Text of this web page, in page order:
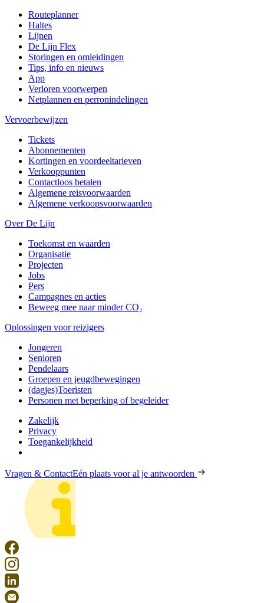
Routeplanner
Haltes
Lijnen
De Lijn Flex
Storingen en omleidingen
Tips, info en nieuws
App
Verloren voorwerpen
Netplannen en perronindelingen
Vervoerbewijzen
Tickets
Abonnementen
Kortingen en voordeeltarieven
Verkooppunten
Contactloos betalen
Algemene reisvoorwaarden
Algemene verkoopsvoorwaarden
Over De Lijn
Toekomst en waarden
Organisatie
Projecten
Jobs
Pers
Campagnes en acties
Beweeg mee naar minder CO₂
Oplossingen voor reizigers
Jongeren
Senioren
Pendelaars
Groepen en jeugdbewegingen
(dagjes)Toeristen
Personen met beperking of begeleider
Zakelijk
Privacy
Toegankelijkheid
Vragen & ContactEén plaats voor al je antwoorden